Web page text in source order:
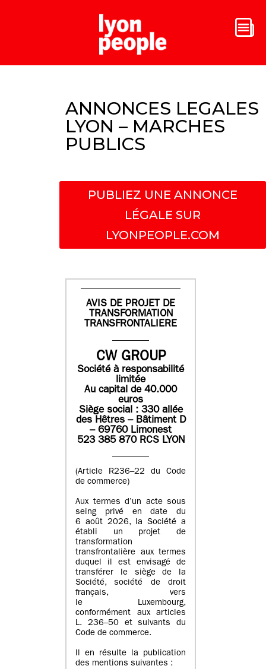
ANNONCES LEGALES
LYON – MARCHES
PUBLICS
PUBLIEZ UNE ANNONCE
LÉGALE SUR
LYONPEOPLE.COM
AVIS DE PROJET DE
TRANSFORMATION
TRANSFRONTALIERE
CW GROUP
Société à responsabilité
limitée
Au capital de 40.000
euros
Siège social : 330 allée
des Hêtres – Bâtiment D
– 69760 Limonest
523 385 870 RCS LYON
(Article R236–22 du Code
de commerce)
Aux termes d’un acte sous
seing privé en date du
6 août 2026, la Société a
établi un projet de
transformation
transfrontalière aux termes
duquel il est envisagé de
transférer le siège de la
Société, société de droit
français, vers
le Luxembourg,
conformément aux articles
L. 236–50 et suivants du
Code de commerce.
Il en résulte la publication
des mentions suivantes :